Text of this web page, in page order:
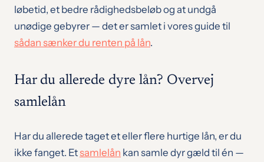
løbetid, et bedre rådighedsbeløb og at undgå
unødige gebyrer — det er samlet i vores guide til
sådan sænker du renten på lån.
Har du allerede dyre lån? Overvej
samlelån
Har du allerede taget et eller flere hurtige lån, er du
ikke fanget. Etsamlelån kan samle dyr gæld til én —